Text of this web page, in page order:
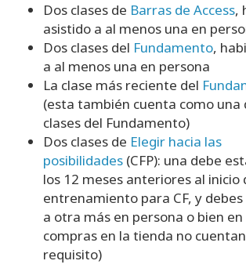
Dos clases de Barras de Access,
asistido a al menos una en
Dos clases del Fundamento,
a al menos una en persona
La clase más reciente del
(esta también cuenta como una
clases del Fundamento)
Dos clases de Elegir hacia las
posibilidades (CFP): una debe
los 12 meses anteriores al inicio
entrenamiento para CF, y
a otra más en persona o bien en
compras en la tienda no
requisito)